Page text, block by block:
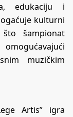
edukaciju i
kulturni
šampionat
muzičkim
Artis” igra